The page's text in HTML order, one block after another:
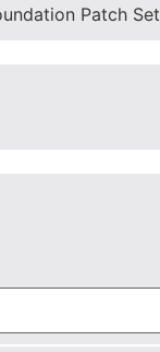
Patch Set